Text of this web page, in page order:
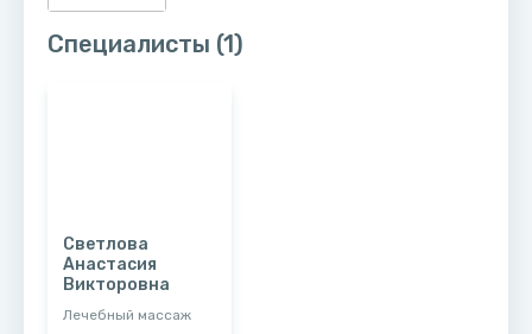
Специалисты (1)
Светлова
Анастасия
Викторовна
Лечебный массаж